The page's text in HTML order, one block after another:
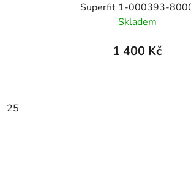
Superfit 1-000393-
Skladem
1 400 Kč
25